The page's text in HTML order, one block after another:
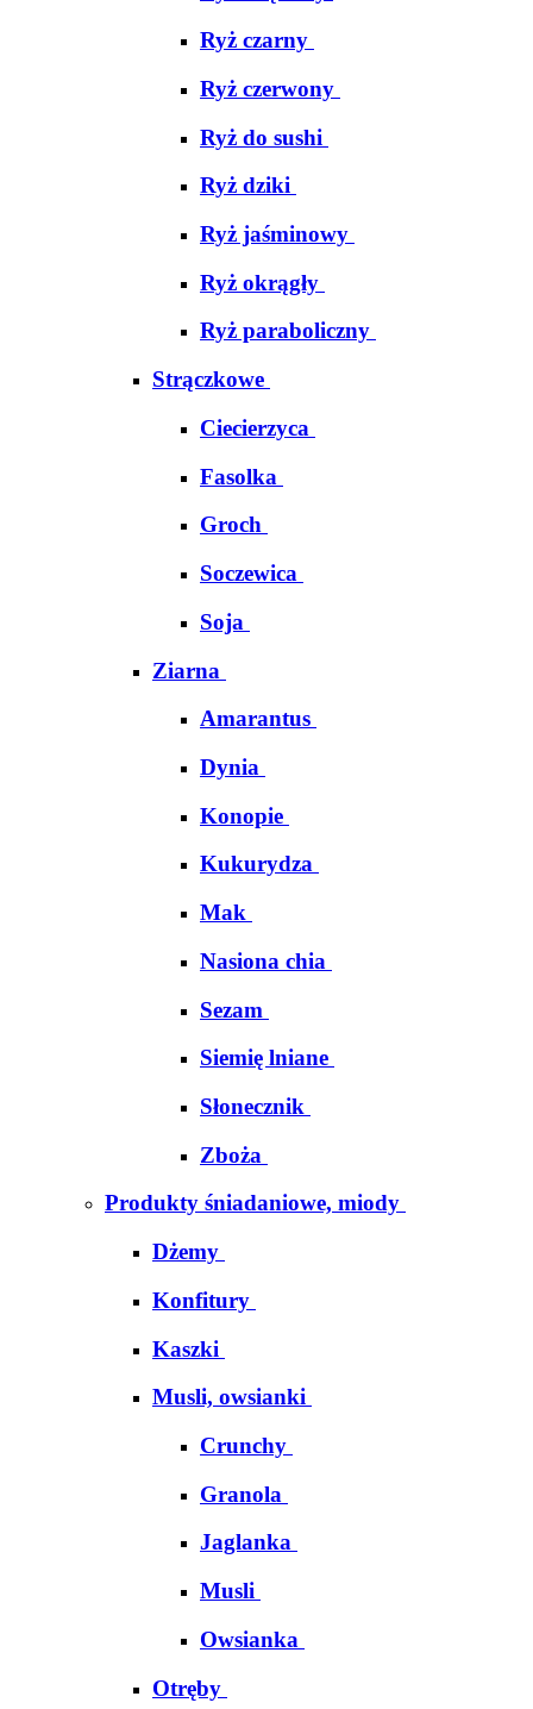
Ryż czarny
Ryż czerwony
Ryż do sushi
Ryż dziki
Ryż jaśminowy
Ryż okrągły
Ryż paraboliczny
Strączkowe
Ciecierzyca
Fasolka
Groch
Soczewica
Soja
Ziarna
Amarantus
Dynia
Konopie
Kukurydza
Mak
Nasiona chia
Sezam
Siemię lniane
Słonecznik
Zboża
Produkty śniadaniowe, miody
Dżemy
Konfitury
Kaszki
Musli, owsianki
Crunchy
Granola
Jaglanka
Musli
Owsianka
Otręby